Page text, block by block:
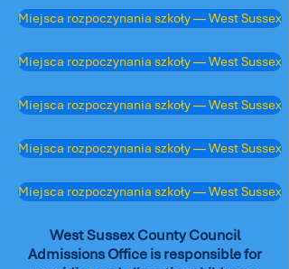
Miejsca rozpoczynania szkoły — West Sussex
Miejsca rozpoczynania szkoły — West Sussex
Miejsca rozpoczynania szkoły — West Sussex
Miejsca rozpoczynania szkoły — West Sussex
Miejsca rozpoczynania szkoły — West Sussex
West Sussex County Council
Admissions Office is responsible for